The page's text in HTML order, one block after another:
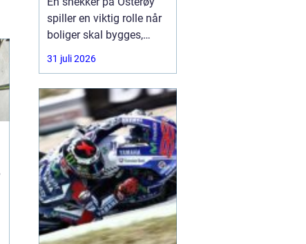
spiller en viktig rolle når
boliger skal bygges,
oppgraderes eller reddes
fra forfall. Mange hus på
røft klima, og feil
bygging kan føre til
fuktskader, trekk og
unødvendig slitasje.
Derfor ser flere
31 juli 2026